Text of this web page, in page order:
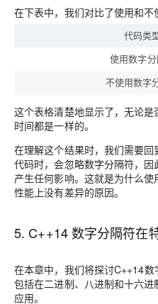
在下表中，我们对比了使用和不
代码类
使用数字
不使用数字
这个表格清楚地显示了，无论
时间都是一样的。
在理解这个结果时，我们需要
代码时，会忽略数字分隔符，
产生任何影响。这就是为什么
性能上没有差异的原因。
5. C++14 数字分隔符在
在本章中，我们将探讨C++14数
包括在二进制、八进制和十六
应用。